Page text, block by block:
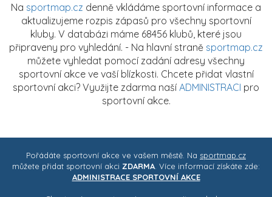
Na sportmap.cz denně vkládáme sportovní informace a
aktualizujeme rozpis zápasů pro všechny sportovní
kluby. V databázi máme 68456 klubů, které jsou
připraveny pro vyhledání. - Na hlavní straně sportmap.cz
můžete vyhledat pomocí zadání adresy všechny
sportovní akce ve vaší blízkosti. Chcete přidat vlastní
sportovní akci? Využijte zdarma naší ADMINISTRACI pro
sportovní akce.
Pořádáte sportovní akce ve vašem městě. Na sportmap.cz
můžete přidat sportovní akci ZDARMA . Více informací získáte zde:
ADMINISTRACE SPORTOVNÍ AKCE